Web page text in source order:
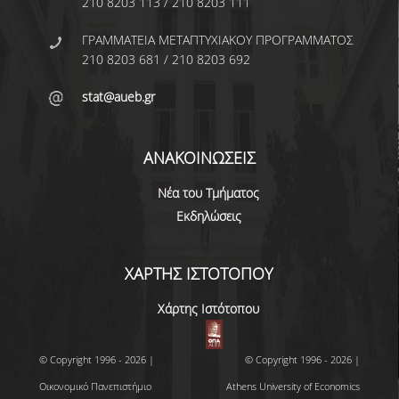
ΠΡΟΠΤΥΧΙΑΚΕΣ ΣΠΟΥΔΕΣ
ΠΡΟΓΡΑΜΜΑ ΣΠΟΥΔΩΝ
ΟΔΗΓΟΣ ΣΠΟΥΔΩΝ 2025-26
ΠΑΛΑΙΟΤΕΡΟΙ ΟΔΗΓΟΙ ΣΠΟΥΔΩΝ
ΜΑΘΗΜΑΤΑ
ΜΑΘΗΜΑΤΑ ΠΡΟΓΡΑΜΜΑΤΟΣ
ΜΑΘΗΜΑΤΑ ΕΛΕΥΘΕΡΗΣ
ΕΠΙΛΟΓΗΣ ΑΠΟ ΑΛΛΑ ΤΜΗΜΑΤΑ
ΓΡΑΜΜΑΤΕΙΑ ΜΕΤΑΠΤΥΧΙΑΚΟΥ ΠΡΟΓΡΑΜΜΑΤΟΣ
210 8203 681 / 210 8203 692
stat@aueb.gr
ΑΝΑΚΟΙΝΩΣΕΙΣ
Νέα του Τμήματος
Εκδηλώσεις
ΧΑΡΤΗΣ ΙΣΤΟΤΟΠΟΥ
Χάρτης Ιστότοπου
© Copyright 1996 - 2026 |
Οικονομικό Πανεπιστήμιο
© Copyright 1996 - 2026 |
Athens University of Economics